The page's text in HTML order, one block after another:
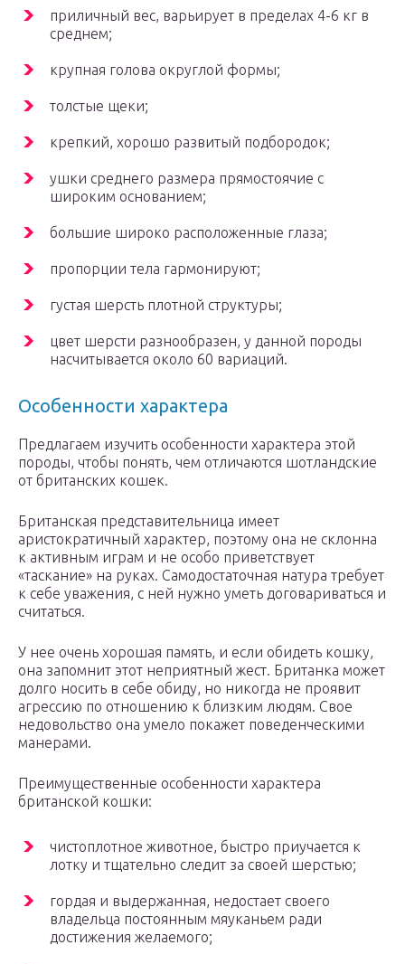
приличный вес, варьирует в пределах 4-6 кг в
среднем;
крупная голова округлой формы;
толстые щеки;
крепкий, хорошо развитый подбородок;
ушки среднего размера прямостоячие с
широким основанием;
большие широко расположенные глаза;
пропорции тела гармонируют;
густая шерсть плотной структуры;
цвет шерсти разнообразен, у данной породы
насчитывается около 60 вариаций.
Особенности характера
Предлагаем изучить особенности характера этой
породы, чтобы понять, чем отличаются шотландские
от британских кошек.
Британская представительница имеет
аристократичный характер, поэтому она не склонна
к активным играм и не особо приветствует
«таскание» на руках. Самодостаточная натура требует
к себе уважения, с ней нужно уметь договариваться и
считаться.
У нее очень хорошая память, и если обидеть кошку,
она запомнит этот неприятный жест. Британка может
долго носить в себе обиду, но никогда не проявит
агрессию по отношению к близким людям. Свое
недовольство она умело покажет поведенческими
манерами.
Преимущественные особенности характера
британской кошки:
чистоплотное животное, быстро приучается к
лотку и тщательно следит за своей шерстью;
гордая и выдержанная, недостает своего
владельца постоянным мяуканьем ради
достижения желаемого;